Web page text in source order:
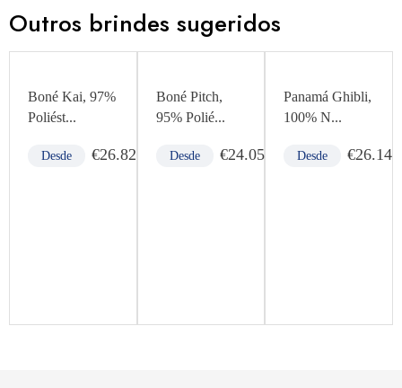
Outros brindes sugeridos
Boné Kai, 97%
Poliést...
Desde €26.82
Boné Pitch,
95% Polié...
Desde €24.05
Panamá Ghibli,
100% N...
Desde €26.14